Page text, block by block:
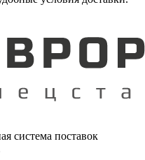
система поставок